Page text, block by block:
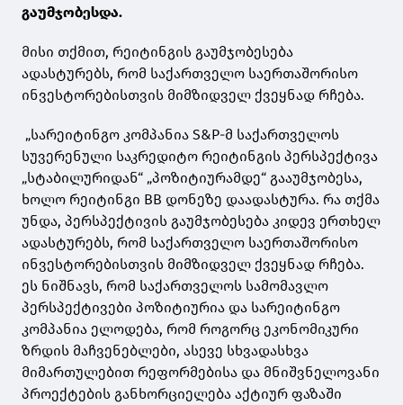
გაუმჯობესდა.
მისი თქმით, რეიტინგის გაუმჯობესება
ადასტურებს, რომ საქართველო საერთაშორისო
ინვესტორებისთვის მიმზიდველ ქვეყნად რჩება.
„სარეიტინგო კომპანია S&P-მ საქართველოს
სუვერენული საკრედიტო რეიტინგის პერსპექტივა
„სტაბილურიდან“ „პოზიტიურამდე“ გააუმჯობესა,
ხოლო რეიტინგი BB დონეზე დაადასტურა. რა თქმა
უნდა, პერსპექტივის გაუმჯობესება კიდევ ერთხელ
ადასტურებს, რომ საქართველო საერთაშორისო
ინვესტორებისთვის მიმზიდველ ქვეყნად რჩება.
ეს ნიშნავს, რომ საქართველოს სამომავლო
პერსპექტივები პოზიტიურია და სარეიტინგო
კომპანია ელოდება, რომ როგორც ეკონომიკური
ზრდის მაჩვენებლები, ასევე სხვადასხვა
მიმართულებით რეფორმებისა და მნიშვნელოვანი
პროექტების განხორციელება აქტიურ ფაზაში